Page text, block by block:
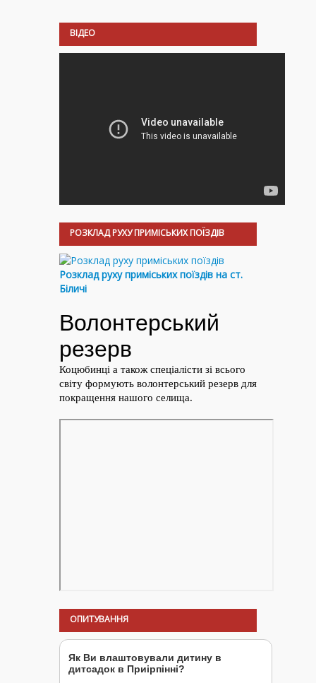
ВІДЕО
РОЗКЛАД РУХУ ПРИМІСЬКИХ ПОЇЗДІВ
Розклад руху приміських поїздів на ст.
Біличі
ОПИТУВАННЯ
Як Ви влаштовували дитину в
дитсадок в Приірпінні?